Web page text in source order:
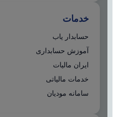
خدمات
حسابدار یاب
آموزش حسابداری
ایران مالیات
خدمات مالیاتی
سامانه مودیان